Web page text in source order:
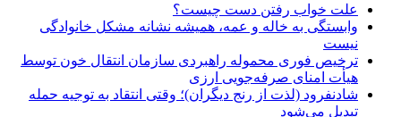
علت خواب رفتن دست چیست؟
وابستگی به خاله و عمه، همیشه نشانه مشکل خانوادگی
نیست
ترخیص فوری محموله راهبردی سازمان انتقال خون توسط
هیأت امنای صرفه‌جویی ارزی
شادنفرود (لذت از رنج دیگران)؛ وقتی انتقاد به توجیه حمله
تبدیل می‌شود